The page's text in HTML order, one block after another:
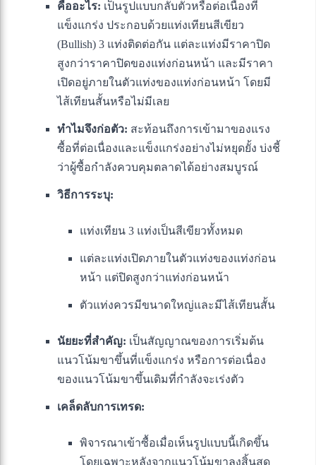
คืออะไร: เป็นรูปแบบกลับตัวหรือต่อเนื่องที่
แข็งแกร่ง ประกอบด้วยแท่งเทียนสีเขียว
(Bullish) 3 แท่งติดต่อกัน แต่ละแท่งมีราคาปิด
สูงกว่าราคาปิดของแท่งก่อนหน้า และมีราคา
เปิดอยู่ภายในตัวแท่งของแท่งก่อนหน้า โดยมี
ไส้เทียนสั้นหรือไม่มีเลย
ทำไมจึงก่อตัว: สะท้อนถึงการเข้ามาของแรง
ซื้อที่ต่อเนื่องและแข็งแกร่งอย่างไม่หยุดยั้ง บ่งชี้
ว่าผู้ซื้อกำลังควบคุมตลาดได้อย่างสมบูรณ์
วิธีการระบุ:
แท่งเทียน 3 แท่งเป็นสีเขียวทั้งหมด
แต่ละแท่งเปิดภายในตัวแท่งของแท่งก่อน
หน้า แต่ปิดสูงกว่าแท่งก่อนหน้า
ตัวแท่งควรมีขนาดใหญ่และมีไส้เทียนสั้น
นัยยะที่สำคัญ: เป็นสัญญาณของการเริ่มต้น
แนวโน้มขาขึ้นที่แข็งแกร่ง หรือการต่อเนื่อง
ของแนวโน้มขาขึ้นเดิมที่กำลังจะเร่งตัว
เคล็ดลับการเทรด:
พิจารณาเข้าซื้อเมื่อเห็นรูปแบบนี้เกิดขึ้น
โดยเฉพาะหลังจากแนวโน้มขาลงสิ้นสุด